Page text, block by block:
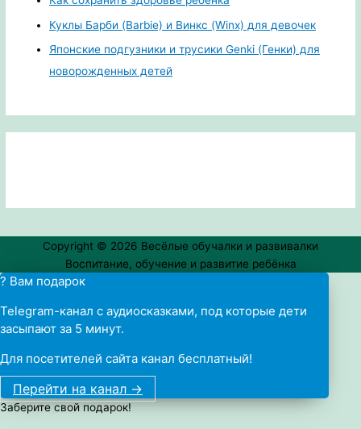
Куклы Барби (Barbie) и Винкс (Winx) для девочек
Японские подгузники и трусики Genki (Генки) для
новорожденных детей
Copyright © 2026 Весёлые обучалки и развивалки
Воспитание, обучение и развитие ребёнка
? Вам подарок
Telegram-канал с аудиосказками, под которые дети
засыпают за 5 минут.
Для посетителей сайта канал бесплатный!
Перейти на канал ->
Заберите свой подарок!